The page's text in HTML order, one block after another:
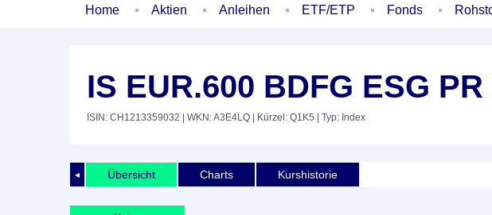
Home Aktien Anleihen ETF/ETP Fonds
IS EUR.600 BDFG ESG PR
ISIN: CH1213359032 | WKN: A3E4LQ | Kürzel: Q1K5 | Typ: Index
◄ Übersicht Charts Kurshistorie